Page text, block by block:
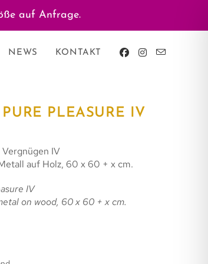
auf Anfrage.
NEWS KONTAKT
PLEASURE IV
IV
auf Holz, 60 x 60 + x cm.
IV
on wood, 60 x 60 + x cm.